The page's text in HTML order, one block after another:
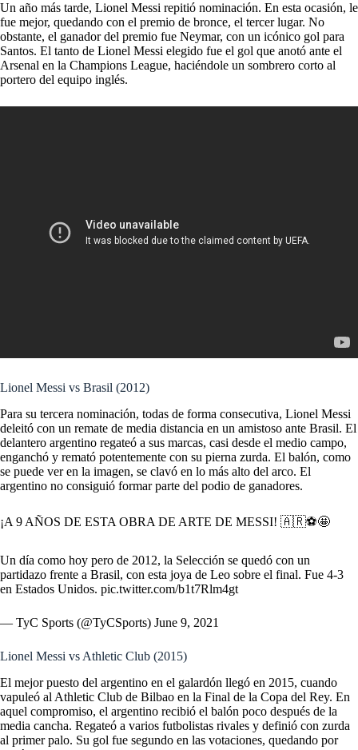
Un año más tarde, Lionel Messi repitió nominación. En esta ocasión, le
fue mejor, quedando con el premio de bronce, el tercer lugar. No
obstante, el ganador del premio fue Neymar, con un icónico gol para
Santos. El tanto de Lionel Messi elegido fue el gol que anotó ante el
Arsenal en la Champions League, haciéndole un sombrero corto al
portero del equipo inglés.
Lionel Messi vs Brasil (2012)
Para su tercera nominación, todas de forma consecutiva, Lionel Messi
deleitó con un remate de media distancia en un amistoso ante Brasil. El
delantero argentino regateó a sus marcas, casi desde el medio campo,
enganchó y remató potentemente con su pierna zurda. El balón, como
se puede ver en la imagen, se clavó en lo más alto del arco. El
argentino no consiguió formar parte del podio de ganadores.
¡A 9 AÑOS DE ESTA OBRA DE ARTE DE MESSI! 🇦🇷⚽️🤩
Un día como hoy pero de 2012, la Selección se quedó con un
partidazo frente a Brasil, con esta joya de Leo sobre el final. Fue 4-3
en Estados Unidos. pic.twitter.com/b1t7Rlm4gt
— TyC Sports (@TyCSports) June 9, 2021
Lionel Messi vs Athletic Club (2015)
El mejor puesto del argentino en el galardón llegó en 2015, cuando
vapuleó al Athletic Club de Bilbao en la Final de la Copa del Rey. En
aquel compromiso, el argentino recibió el balón poco después de la
media cancha. Regateó a varios futbolistas rivales y definió con zurda
al primer palo. Su gol fue segundo en las votaciones, quedando por